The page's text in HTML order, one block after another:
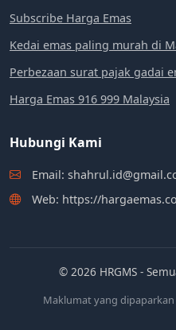
Subscribe Harga Emas
Kedai emas paling murah di
Perbezaan surat pajak gadai
Harga Emas 916 999 Malaysia
Hubungi Kami
Email:
Web: https://
© 2026 HRGMS -
Maklumat yang